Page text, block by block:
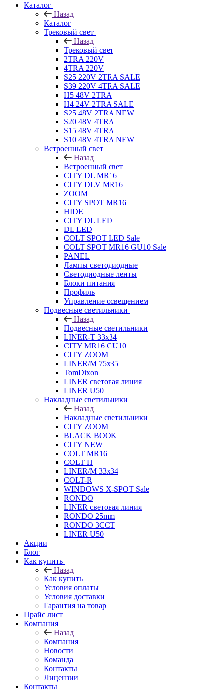
Каталог
Назад
Каталог
Трековый свет
Назад
Трековый свет
2TRA 220V
4TRA 220V
S25 220V 2TRA SALE
S39 220V 4TRA SALE
H5 48V 2TRA
H4 24V 2TRA SALE
S25 48V 2TRA NEW
S20 48V 4TRA
S15 48V 4TRA
S10 48V 4TRA NEW
Встроенный свет
Назад
Встроенный свет
CITY DL MR16
CITY DLV MR16
ZOOM
CITY SPOT MR16
HIDE
CITY DL LED
DL LED
COLT SPOT LED Sale
COLT SPOT MR16 GU10 Sale
PANEL
Лампы светодиодные
Светодиодные ленты
Блоки питания
Профиль
Управление освещением
Подвесные светильники
Назад
Подвесные светильники
LINER-T 33x34
CITY MR16 GU10
CITY ZOOM
LINER/M 75х35
TomDixon
LINER световая линия
LINER U50
Накладные светильники
Назад
Накладные светильники
CITY ZOOM
BLACK BOOK
CITY NEW
COLT MR16
COLT П
LINER/М 33х34
COLT-R
WINDOWS X-SPOT Sale
RONDO
LINER световая линия
RONDO 25mm
RONDO 3CCT
LINER U50
Акции
Блог
Как купить
Назад
Как купить
Условия оплаты
Условия доставки
Гарантия на товар
Прайс лист
Компания
Назад
Компания
Новости
Команда
Контакты
Лицензии
Контакты